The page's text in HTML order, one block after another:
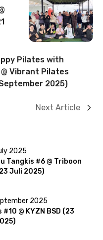
Pilates with
@ Vibrant Pilates
2025)
Next Article
2025
Tangkis #6 @ Triboon
Juli 2025)
2025
@ KYZN BSD (23